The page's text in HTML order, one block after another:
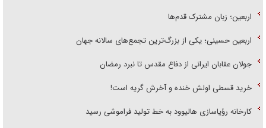
اربعین؛ زبان مشترک قدم‌ها
اربعین حسینی؛ یکی از بزرگ‌ترین تجمع‌های سالانه جهان
جولان عقابان ایرانی از دفاع مقدس تا نبرد رمضان
خرید قسطی اولش خنده و آخرش گریه است!
کارخانه رؤیاسازی هالیوود به خط تولید فراموشی رسید